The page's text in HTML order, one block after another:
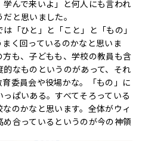
んで来いよ」と何人にも言われ
と思いました。
「ひと」と「こと」と「もの」
く回っているのかなと思いま
も、子どもも、学校の教員も含
なものというのがあって、それ
委員会や役場かな。「もの」に
ぱいある。すべてそろっている
のかなと思います。全体がウィ
合っているというのが今の神領